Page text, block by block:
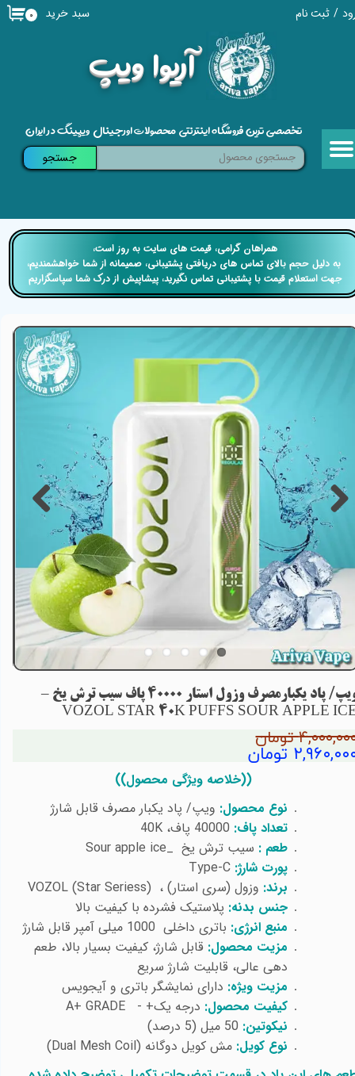
/ ثبت نام
حساب کاربری من
خروج از حساب کاربری
​آریوا ویپ
۰ سبد خرید
تخصصی ترین فروشگاه اینترنتی محصولات اورجینال ویپینگ در ایران
جستجو
ویپ/ پاد یکبارمصرف وزول استار 40000 پاف سیب ترش یخ –
VOZOL STAR 40K PUFFS SOUR APPLE
تومان
تومان
))خلاصه ویژگی محصول))
نوع محصول: ویپ/ پاد یکبار مصرف قابل شارژ
تعداد پاف: 40000 پاف،
40K
طعم : سیب ترش یخ _Sour apple ice
پورت شارژ: Type-C
برند: وزول (سری استار) ، VOZOL (Star Seriess)
جنس بدنه: پلاستیک فشرده با کیفیت بالا
منبع انرژی: باتری داخلی 1000 میلی آمپر قابل شارژ
مزیت محصول: قابل شارژ، کیفیت بسیار بالا، طعم
دهی عالی، قابلیت شارژ سریع
مزیت ویژه: دارای نمایشگر باتری و آیجویس
کیفیت محصول: درجه یک+ - A+ GRADE
نیکوتین: 50 میل (5 درصد)
نوع کویل: مش کویل دوگانه (Dual Mesh Coil
)
​​همراهان گرامی، قیمت های سایت به روز است،
​​​​​​​ به دلیل حجم بالای تماس های دریافتی پشتیبانی، صمیمانه از شما خواهشمندیم،
جهت استعلام قیمت با پشتیبانی تماس نگیرید، پیشاپیش از درک شما سپاسگزاریم